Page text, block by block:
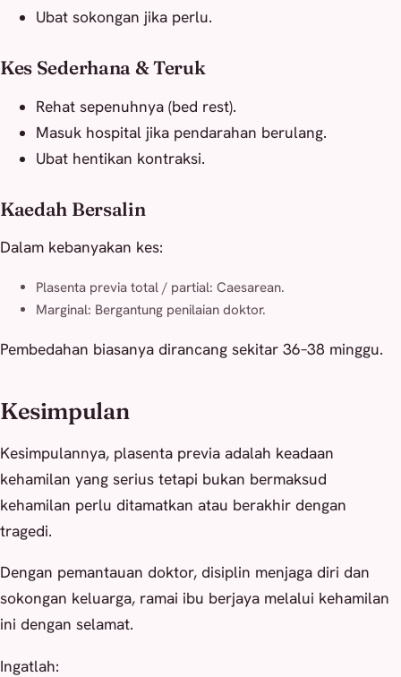
Ubat sokongan jika perlu.
Kes Sederhana & Teruk
Rehat sepenuhnya (bed rest).
Masuk hospital jika pendarahan berulang.
Ubat hentikan kontraksi.
Kaedah Bersalin
Dalam kebanyakan kes:
Plasenta previa total / partial: Caesarean.
Marginal: Bergantung penilaian doktor.
Pembedahan biasanya dirancang sekitar 36–38 minggu.
Kesimpulan
Kesimpulannya, plasenta previa adalah keadaan
kehamilan yang serius tetapi bukan bermaksud
kehamilan perlu ditamatkan atau berakhir dengan
tragedi.
Dengan pemantauan doktor, disiplin menjaga diri dan
sokongan keluarga, ramai ibu berjaya melalui kehamilan
ini dengan selamat.
Ingatlah: